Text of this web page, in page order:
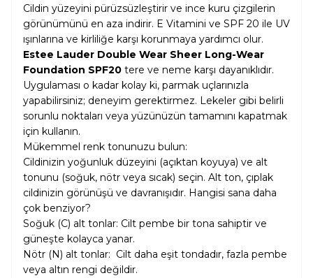
Cildin yüzeyini pürüzsüzleştirir ve ince kuru çizgilerin
görünümünü en aza indirir. E Vitamini ve SPF 20 ile UV
ışınlarına ve kirliliğe karşı korunmaya yardımcı olur.
Estee Lauder Double Wear Sheer Long-Wear
Foundation SPF20 tere ve neme karşı dayanıklıdır.
Uygulaması o kadar kolay ki, parmak uçlarınızla
yapabilirsiniz; deneyim gerektirmez. Lekeler gibi belirli
sorunlu noktaları veya yüzünüzün tamamını kapatmak
için kullanın.
Mükemmel renk tonunuzu bulun:
Cildinizin yoğunluk düzeyini (açıktan koyuya) ve alt
tonunu (soğuk, nötr veya sıcak) seçin. Alt ton, çıplak
cildinizin görünüşü ve davranışıdır. Hangisi sana daha
çok benziyor?
Soğuk (C) alt tonlar: Cilt pembe bir tona sahiptir ve
güneşte kolayca yanar.
Nötr (N) alt tonlar: Cilt daha eşit tondadır, fazla pembe
veya altın rengi değildir.